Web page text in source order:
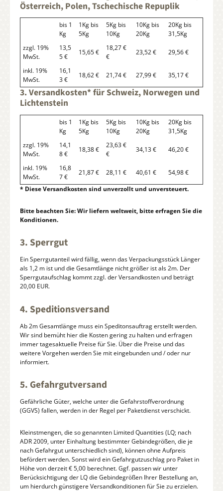
Österreich, Polen, Tschechische Repuplik
bis 1
Kg
1Kg bis
5Kg
5Kg bis
10Kg
10Kg bis
20Kg
20Kg bis
31,5Kg
zzgl. 19%
MwSt.
13,5
5 €
15,65 €
18,27 €
€
23,52 € 29,56 €
inkl. 19%
MwSt.
16,1
3 €
18,62 € 21,74 € 27,99 € 35,17 €
3. Versandkosten* für Schweiz, Norwegen und
Lichtenstein
bis 1
Kg
1Kg bis
5Kg
5Kg bis
10Kg
10Kg bis
20Kg
20Kg bis
31,5Kg
zzgl. 19%
MwSt.
14,1
8 €
18,38 €
23,63 €
€
34,13 € 46,20 €
inkl. 19%
MwSt.
16,8
7 €
21,87 € 28,11 € 40,61 €
54,98 €
* Diese Versandkosten sind unverzollt und unversteuert.
Bitte beachten Sie: Wir liefern weltweit, bitte erfragen Sie die
Konditionen.
3. Sperrgut
Ein Sperrgutanteil wird fällig, wenn das Verpackungsstück Länger
als 1,2 m ist und die Gesamtlänge nicht größer ist als 2m. Der
Sperrgutaufschlag kommt zzgl. der Versandkosten und beträgt
20,00 EUR.
4. Speditionsversand
Ab 2m Gesamtlänge muss ein Speditonsauftrag erstellt werden.
Wir sind bemüht hier die Kosten gering zu halten und erfragen
immer tagesaktuelle Preise für Sie. Über die Preise und das
weitere Vorgehen werden Sie mit eingebunden und / oder nur
informiert.
5. Gefahrgutversand
Gefährliche Güter, welche unter die Gefahrstoffverordnung
(GGVS) fallen, werden in der Regel per Paketdienst verschickt.
Kleinstmengen, die so genannten Limited Quantities (LQ; nach
ADR 2009, unter Einhaltung bestimmter Gebindegrößen, die je
nach Gefahrgut unterschiedlich sind), können ohne Aufpreis
befördert werden. Sonst wird ein Gefahrgutzuschlag pro Paket in
Höhe von derzeit € 5,00 berechnet. Ggf. passen wir unter
Berücksichtigung der LQ die Gebindegrößen Ihrer Bestellung an,
um hierdurch günstigere Versandkonditionen für Sie zu erzielen.